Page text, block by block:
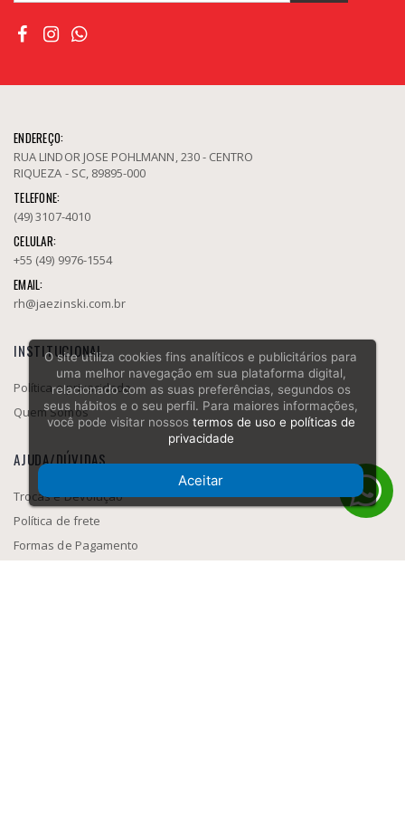
ENDEREÇO:
RUA LINDOR JOSE POHLMANN, 230 - CENTRO
RIQUEZA - SC, 89895-000
TELEFONE:
(49) 3107-4010
CELULAR:
+55 (49) 9976-1554
EMAIL:
rh@jaezinski.com.br
INSTITUCIONAL
Política e privacidade
Quem Somos
AJUDA/DÚVIDAS
Trocas e Devolução
Política de frete
Formas de Pagamento
O site utiliza cookies fins analíticos e publicitários para
uma melhor navegação em sua plataforma digital,
relacionado com as suas preferências, segundos os
seus hábitos e o seu perfil. Para maiores informações,
você pode visitar nossos termos de uso e políticas de
privacidade
Aceitar